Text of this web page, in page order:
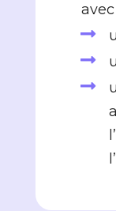
avec


